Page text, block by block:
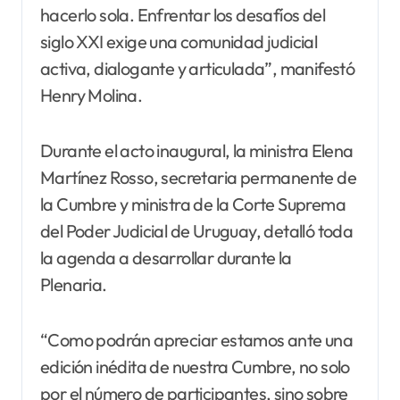
hacerlo sola. Enfrentar los desafíos del
siglo XXI exige una comunidad judicial
activa, dialogante y articulada”, manifestó
Henry Molina.
Durante el acto inaugural, la ministra Elena
Martínez Rosso, secretaria permanente de
la Cumbre y ministra de la Corte Suprema
del Poder Judicial de Uruguay, detalló toda
la agenda a desarrollar durante la
Plenaria.
“Como podrán apreciar estamos ante una
edición inédita de nuestra Cumbre, no solo
por el número de participantes, sino sobre